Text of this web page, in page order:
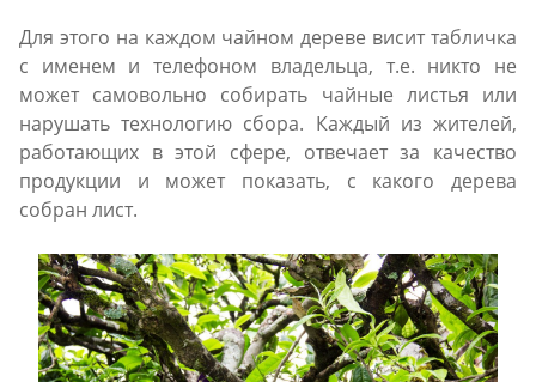
Для этого на каждом чайном дереве висит табличка
с именем и телефоном владельца, т.е. никто не
может самовольно собирать чайные листья или
нарушать технологию сбора. Каждый из жителей,
работающих в этой сфере, отвечает за качество
продукции и может показать, с какого дерева
собран лист.